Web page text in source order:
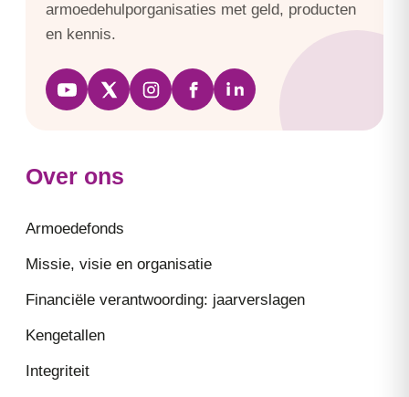
armoedehulporganisaties met geld, producten
en kennis.
Over ons
Armoedefonds
Missie, visie en organisatie
Financiële verantwoording: jaarverslagen
Kengetallen
Integriteit